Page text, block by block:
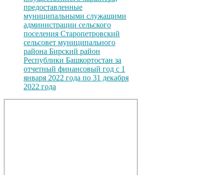
предоставленные
муниципальными служащими
администрации сельского
поселения Старопетровский
сельсовет муниципального
района Бирский район
Республики Башкортостан за
отчетный финансовый год с 1
января 2022 года по 31 декабря
2022 года